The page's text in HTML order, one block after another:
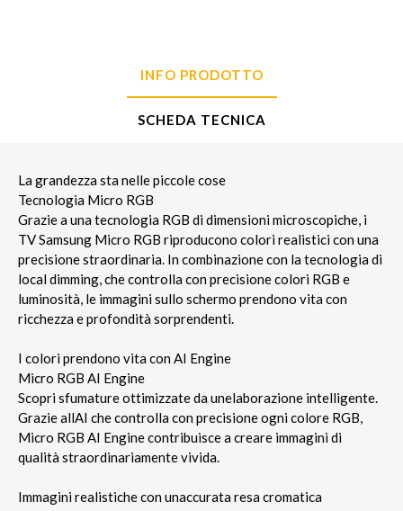
INFO PRODOTTO
SCHEDA TECNICA
La grandezza sta nelle piccole cose
Tecnologia Micro RGB
Grazie a una tecnologia RGB di dimensioni microscopiche, i
TV Samsung Micro RGB riproducono colori realistici con una
precisione straordinaria. In combinazione con la tecnologia di
local dimming, che controlla con precisione colori RGB e
luminosità, le immagini sullo schermo prendono vita con
ricchezza e profondità sorprendenti.
I colori prendono vita con AI Engine
Micro RGB AI Engine
Scopri sfumature ottimizzate da unelaborazione intelligente.
Grazie allAI che controlla con precisione ogni colore RGB,
Micro RGB AI Engine contribuisce a creare immagini di
qualità straordinariamente vivida.
Immagini realistiche con unaccurata resa cromatica